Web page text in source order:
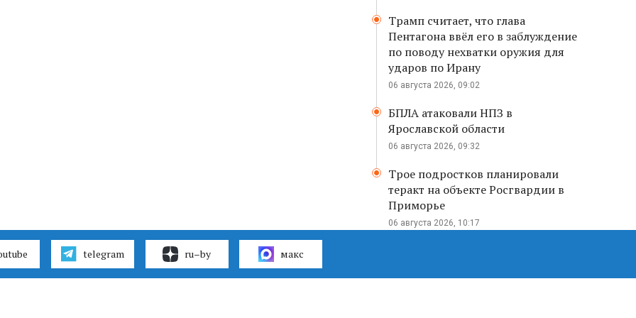
Трамп считает, что глава
Пентагона ввёл его в заблуждение
по поводу нехватки оружия для
ударов по Ирану
06 августа 2026, 09:02
БПЛА атаковали НПЗ в
Ярославской области
06 августа 2026, 09:32
Трое подростков планировали
теракт на объекте Росгвардии в
Приморье
06 августа 2026, 10:17
telegram ru–by макс